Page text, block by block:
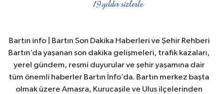
Bartın info | Bartın Son Dakika Haberleri ve Şehir Rehberi
Bartın’da yaşanan son dakika gelişmeleri, trafik kazaları,
yerel gündem, resmi duyurular ve şehir yaşamına dair
tüm önemli haberler Bartın İnfo’da. Bartın merkez başta
olmak üzere Amasra, Kurucaşile ve Ulus ilçelerinden